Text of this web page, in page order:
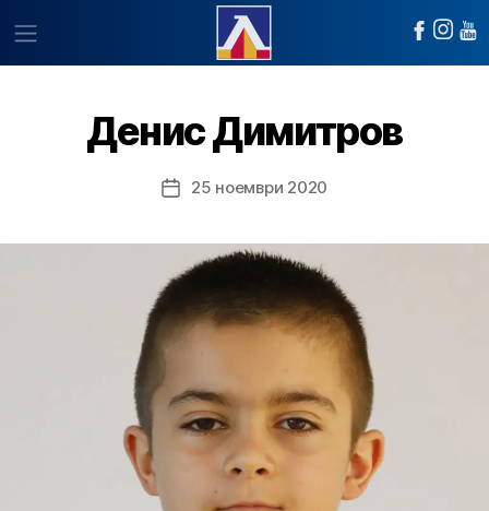
Денис Димитров
Post25 ноември 2020